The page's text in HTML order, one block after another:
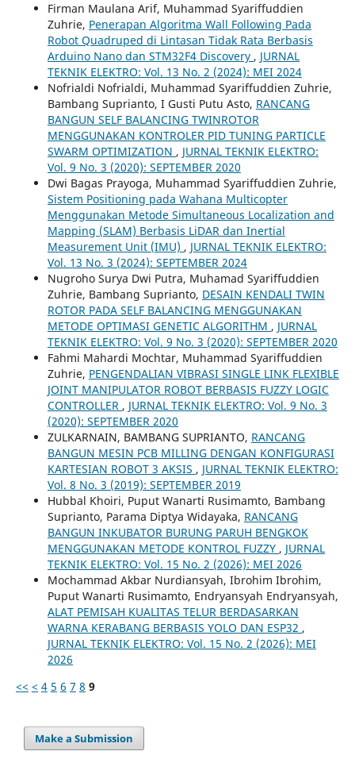
Firman Maulana Arif, Muhammad Syariffuddien
Zuhrie, Penerapan Algoritma Wall Following Pada
Robot Quadruped di Lintasan Tidak Rata Berbasis
Arduino Nano dan STM32F4 Discovery , JURNAL
TEKNIK ELEKTRO: Vol. 13 No. 2 (2024): MEI 2024
Nofrialdi Nofrialdi, Muhammad Syariffuddien Zuhrie,
Bambang Suprianto, I Gusti Putu Asto, RANCANG
BANGUN SELF BALANCING TWINROTOR
MENGGUNAKAN KONTROLER PID TUNING PARTICLE
SWARM OPTIMIZATION , JURNAL TEKNIK ELEKTRO:
Vol. 9 No. 3 (2020): SEPTEMBER 2020
Dwi Bagas Prayoga, Muhammad Syariffuddien Zuhrie,
Sistem Positioning pada Wahana Multicopter
Menggunakan Metode Simultaneous Localization and
Mapping (SLAM) Berbasis LiDAR dan Inertial
Measurement Unit (IMU) , JURNAL TEKNIK ELEKTRO:
Vol. 13 No. 3 (2024): SEPTEMBER 2024
Nugroho Surya Dwi Putra, Muhamad Syariffuddien
Zuhrie, Bambang Suprianto, DESAIN KENDALI TWIN
ROTOR PADA SELF BALANCING MENGGUNAKAN
METODE OPTIMASI GENETIC ALGORITHM , JURNAL
TEKNIK ELEKTRO: Vol. 9 No. 3 (2020): SEPTEMBER 2020
Fahmi Mahardi Mochtar, Muhammad Syariffuddien
Zuhrie, PENGENDALIAN VIBRASI SINGLE LINK FLEXIBLE
JOINT MANIPULATOR ROBOT BERBASIS FUZZY LOGIC
CONTROLLER , JURNAL TEKNIK ELEKTRO: Vol. 9 No. 3
(2020): SEPTEMBER 2020
ZULKARNAIN, BAMBANG SUPRIANTO, RANCANG
BANGUN MESIN PCB MILLING DENGAN KONFIGURASI
KARTESIAN ROBOT 3 AKSIS , JURNAL TEKNIK ELEKTRO:
Vol. 8 No. 3 (2019): SEPTEMBER 2019
Hubbal Khoiri, Puput Wanarti Rusimamto, Bambang
Suprianto, Parama Diptya Widayaka, RANCANG
BANGUN INKUBATOR BURUNG PARUH BENGKOK
MENGGUNAKAN METODE KONTROL FUZZY , JURNAL
TEKNIK ELEKTRO: Vol. 15 No. 2 (2026): MEI 2026
Mochammad Akbar Nurdiansyah, Ibrohim Ibrohim,
Puput Wanarti Rusimamto, Endryansyah Endryansyah,
ALAT PEMISAH KUALITAS TELUR BERDASARKAN
WARNA KERABANG BERBASIS YOLO DAN ESP32 ,
JURNAL TEKNIK ELEKTRO: Vol. 15 No. 2 (2026): MEI
2026
<< < 4 5 6 7 8 9
Make a Submission